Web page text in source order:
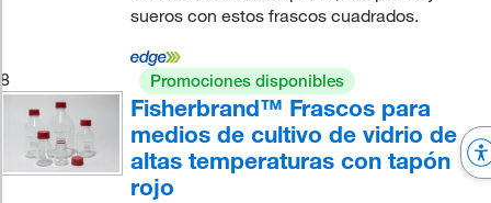
sueros con estos frascos cuadrados.
8 Promociones disponibles
Fisherbrand™ Frascos para
medios de cultivo de vidrio de
altas temperaturas con tapón
rojo